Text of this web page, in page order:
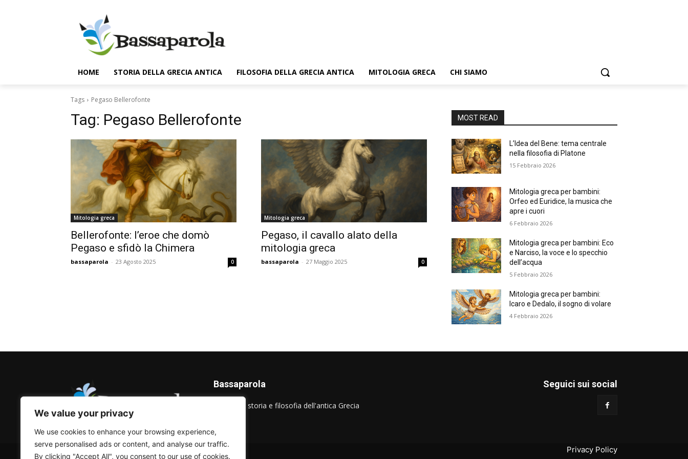
We value your privacy
We use cookies to enhance your browsing experience,
serve personalised ads or content, and analyse our traffic.
By clicking "Accept All", you consent to our use of cookies.
HOME STORIA DELLA GRECIA ANTICA FILOSOFIA DELLA GRECIA ANTICA MITOLOGIA GRECA CHI SIAMO
Tags Pegaso Bellerofonte
Tag: Pegaso Bellerofonte
Mitologia greca
Bellerofonte: l’eroe che domò
Pegaso e sfidò la Chimera
bassaparola - 23 Agosto 2025 0
Mitologia greca
Pegaso, il cavallo alato della
mitologia greca
bassaparola - 27 Maggio 2025 0
MOST READ
L’Idea del Bene: tema centrale
nella filosofia di Platone
15 Febbraio 2026
Mitologia greca per bambini:
Orfeo ed Euridice, la musica che
apre i cuori
6 Febbraio 2026
Mitologia greca per bambini: Eco
e Narciso, la voce e lo specchio
dell’acqua
5 Febbraio 2026
Mitologia greca per bambini:
Icaro e Dedalo, il sogno di volare
4 Febbraio 2026
Bassaparola
Blog sulla storia e filosofia dell'antica Grecia
Seguici sui social
© Bassaparola.it 2015-2025 Privacy Policy